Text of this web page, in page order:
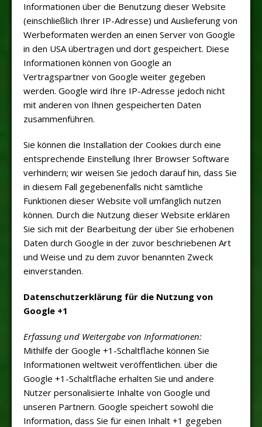
Informationen über die Benutzung dieser Website
(einschließlich Ihrer IP-Adresse) und Auslieferung von
Werbeformaten werden an einen Server von Google
in den USA übertragen und dort gespeichert. Diese
Informationen können von Google an
Vertragspartner von Google weiter gegeben
werden. Google wird Ihre IP-Adresse jedoch nicht
mit anderen von Ihnen gespeicherten Daten
zusammenführen.
Sie können die Installation der Cookies durch eine
entsprechende Einstellung Ihrer Browser Software
verhindern; wir weisen Sie jedoch darauf hin, dass Sie
in diesem Fall gegebenenfalls nicht sämtliche
Funktionen dieser Website voll umfänglich nutzen
können. Durch die Nutzung dieser Website erklären
Sie sich mit der Bearbeitung der über Sie erhobenen
Daten durch Google in der zuvor beschriebenen Art
und Weise und zu dem zuvor benannten Zweck
einverstanden.
Datenschutzerklärung für die Nutzung von
Google +1
Erfassung und Weitergabe von Informationen:
Mithilfe der Google +1-Schaltfläche können Sie
Informationen weltweit veröffentlichen. über die
Google +1-Schaltfläche erhalten Sie und andere
Nutzer personalisierte Inhalte von Google und
unseren Partnern. Google speichert sowohl die
Information, dass Sie für einen Inhalt +1 gegeben